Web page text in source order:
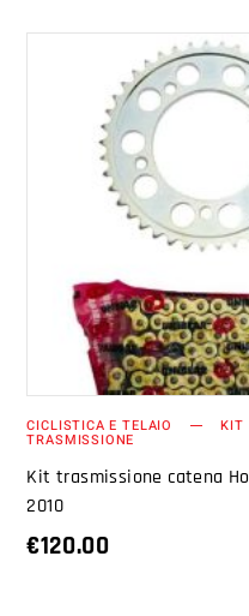
AGGIUNGI
CICLISTICA E TELAIO KIT
TRASMISSIONE
Kit trasmissione catena
2010
€120.00